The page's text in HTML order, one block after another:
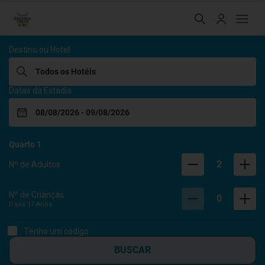
Hoteis Menino da
Destino ou Hotel
Datas da Estadia
Quarto 1
Nº de Adultos 2
Nº de Crianças
0 aos 17 Anos 0
Tenho um código
BUSCAR